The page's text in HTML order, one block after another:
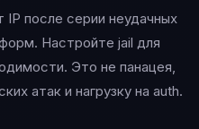
IP после серии неудачных
Настройте jail для
Это не панацея,
атак и нагрузку на auth.